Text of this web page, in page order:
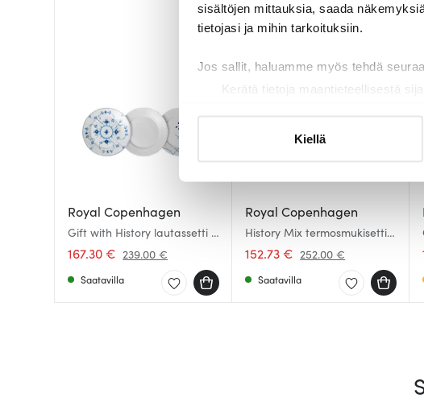
sisältöjen mittauksia, saada
tietojasi ja mihin tarkoituksiin.
Jos sallit, haluamme myös tehdä
Kerätä tietoja maantieteellisestä
ja kävijämäärämme analysoimiseen.
kumppaneillemme tietoja siitä, miten
Kiellä
Royal Copenhagen
Gift with History lautassetti 3
osaa
167.30 € 239.00 €
-30%
Saatavilla
Royal Copenhagen
History Mix termosmukisetti 3
kpl 26 cl
152.73 € 252.00 €
-39%
Saatavilla